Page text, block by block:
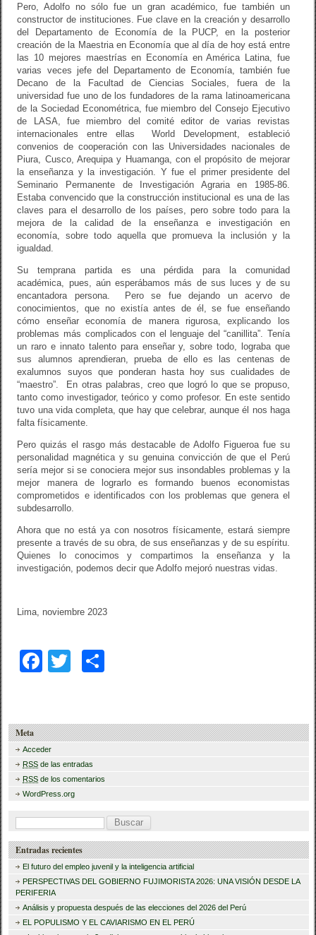
Pero, Adolfo no sólo fue un gran académico, fue también un
constructor de instituciones. Fue clave en la creación y desarrollo
del Departamento de Economía de la PUCP, en la posterior
creación de la Maestria en Economía que al día de hoy está entre
las 10 mejores maestrías en Economía en América Latina, fue
varias veces jefe del Departamento de Economía, también fue
Decano de la Facultad de Ciencias Sociales, fuera de la
universidad fue uno de los fundadores de la rama latinoamericana
de la Sociedad Econométrica, fue miembro del Consejo Ejecutivo
de LASA, fue miembro del comité editor de varias revistas
internacionales entre ellas World Development, estableció
convenios de cooperación con las Universidades nacionales de
Piura, Cusco, Arequipa y Huamanga, con el propósito de mejorar
la enseñanza y la investigación. Y fue el primer presidente del
Seminario Permanente de Investigación Agraria en 1985-86.
Estaba convencido que la construcción institucional es una de las
claves para el desarrollo de los países, pero sobre todo para la
mejora de la calidad de la enseñanza e investigación en
economía, sobre todo aquella que promueva la inclusión y la
igualdad.
Su temprana partida es una pérdida para la comunidad
académica, pues, aún esperábamos más de sus luces y de su
encantadora persona. Pero se fue dejando un acervo de
conocimientos, que no existía antes de él, se fue enseñando
cómo enseñar economía de manera rigurosa, explicando los
problemas más complicados con el lenguaje del “canillita”. Tenía
un raro e innato talento para enseñar y, sobre todo, lograba que
sus alumnos aprendieran, prueba de ello es las centenas de
exalumnos suyos que ponderan hasta hoy sus cualidades de
“maestro”. En otras palabras, creo que logró lo que se propuso,
tanto como investigador, teórico y como profesor. En este sentido
tuvo una vida completa, que hay que celebrar, aunque él nos haga
falta físicamente.
Pero quizás el rasgo más destacable de Adolfo Figueroa fue su
personalidad magnética y su genuina convicción de que el Perú
sería mejor si se conociera mejor sus insondables problemas y la
mejor manera de lograrlo es formando buenos economistas
comprometidos e identificados con los problemas que genera el
subdesarrollo.
Ahora que no está ya con nosotros físicamente, estará siempre
presente a través de su obra, de sus enseñanzas y de su espíritu.
Quienes lo conocimos y compartimos la enseñanza y la
investigación, podemos decir que Adolfo mejoró nuestras vidas.
Lima, noviembre 2023
F
e
b
o
o
k
T
er p
tir
Meta
Acceder
RSS de las entradas
RSS de los comentarios
WordPress.org
B
u
s
c
a
Entradas recientes
El futuro del empleo juvenil y la inteligencia artificial
PERSPECTIVAS DEL GOBIERNO FUJIMORISTA 2026: UNA VISIÓN DESDE LA
PERIFERIA
Análisis y propuesta después de las elecciones del 2026 del Perú
EL POPULISMO Y EL CAVIARISMO EN EL PERÚ